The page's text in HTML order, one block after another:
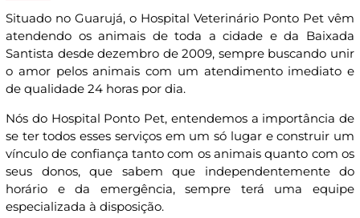
Situado no Guarujá, o Hospital Veterinário Ponto Pet vêm
atendendo os animais de toda a cidade e da Baixada
Santista desde dezembro de 2009, sempre buscando unir
o amor pelos animais com um atendimento imediato e
de qualidade 24 horas por dia.
Nós do Hospital Ponto Pet, entendemos a importância de
se ter todos esses serviços em um só lugar e construir um
vínculo de confiança tanto com os animais quanto com os
seus donos, que sabem que independentemente do
horário e da emergência, sempre terá uma equipe
especializada à disposição.